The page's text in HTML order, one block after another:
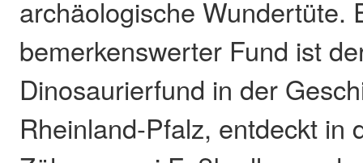
archäologische Wundertüte.
bemerkenswerter Fund ist
Dinosaurierfund in der
Rheinland-Pfalz, entdeckt in